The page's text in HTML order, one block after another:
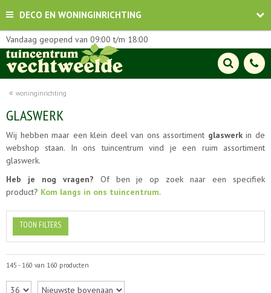
DECO EN WONINGINRICHTING
woninginrichting
Vandaag geopend van 09:00 t/m 18:00
GLASWERK
Wij hebben maar een klein deel van ons assortiment glaswerkin de
webshop staan. In ons tuincentrum vind je een ruim assortiment
glaswerk.
Heb je nog vragen? Of ben je op zoek naar een specifiek
product? Kom langs in ons tuincentrum.
TOON FILTERS
145 - 160 van 160 producten